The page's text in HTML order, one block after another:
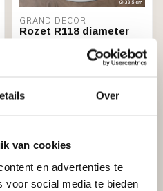
Over
van cookies
en advertenties te
voor social media te bieden
GRAND DECOR
Rozet R118 diameter